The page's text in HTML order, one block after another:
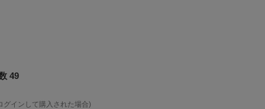
49
グインして購入された場合)